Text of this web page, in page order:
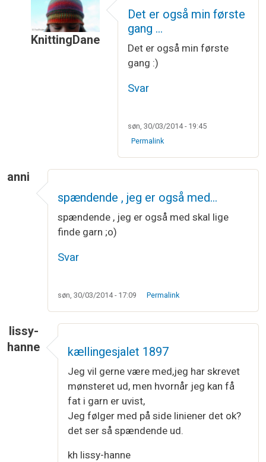
KnittingDane
Jeg vil rigtig gerne være…af
Det er også min første
gang …
Det er også min første
gang :)
Svar
søn, 30/03/2014 - 19:45
Permalink
anni
spændende , jeg er også med…
spændende , jeg er også med skal lige
finde garn ;o)
Svar
søn, 30/03/2014 - 17:09 Permalink
lissy-
hanne
kællingesjalet 1897
Jeg vil gerne være med,jeg har skrevet
mønsteret ud, men hvornår jeg kan få
fat i garn er uvist,
Jeg følger med på side liniener det ok?
det ser så spændende ud.
kh lissy-hanne